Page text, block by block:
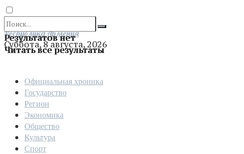
Результатов нет
Читать все результаты
Отправить
Республика Армения
Суббота, 8 августа, 2026
Официальная хроника
Государство
Регион
Экономика
Общество
Культура
Спорт